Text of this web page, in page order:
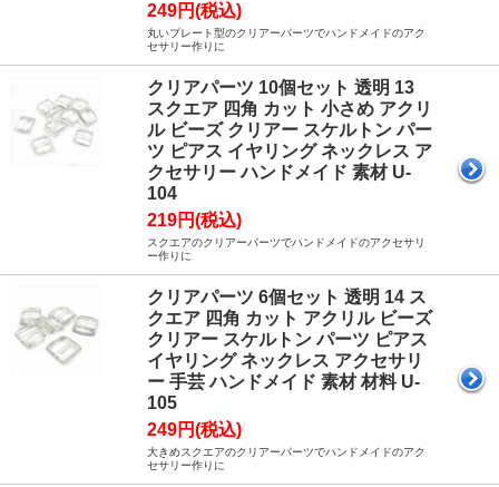
249円(税込)
丸いプレート型のクリアーパーツでハンドメイドのアク
セサリー作りに
クリアパーツ 10個セット 透明 13
スクエア 四角 カット 小さめ アクリ
ル ビーズ クリアー スケルトン パー
ツ ピアス イヤリング ネックレス ア
クセサリー ハンドメイド 素材 U-
104
219円(税込)
スクエアのクリアーパーツでハンドメイドのアクセサリ
ー作りに
クリアパーツ 6個セット 透明 14 ス
クエア 四角 カット アクリル ビーズ
クリアー スケルトン パーツ ピアス
イヤリング ネックレス アクセサリ
ー 手芸 ハンドメイド 素材 材料 U-
105
249円(税込)
大きめスクエアのクリアーパーツでハンドメイドのアク
セサリー作りに